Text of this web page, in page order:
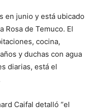
en junio y está ubicado
Rosa de Temuco. El
cocina,
y duchas con agua
diarias, está el
Caifal detalló “el